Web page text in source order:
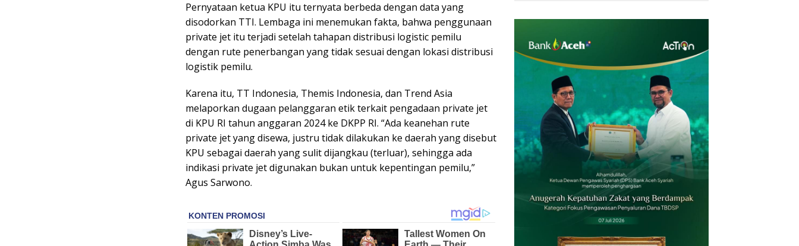
Pernyataan ketua KPU itu ternyata berbeda dengan data yang
disodorkan TTI. Lembaga ini menemukan fakta, bahwa penggunaan
private jet itu terjadi setelah tahapan distribusi logistic pemilu
dengan rute penerbangan yang tidak sesuai dengan lokasi distribusi
logistik pemilu.
Karena itu, TT Indonesia, Themis Indonesia, dan Trend Asia
melaporkan dugaan pelanggaran etik terkait pengadaan private jet
di KPU RI tahun anggaran 2024 ke DKPP RI. “Ada keanehan rute
private jet yang disewa, justru tidak dilakukan ke daerah yang disebut
KPU sebagai daerah yang sulit dijangkau (terluar), sehingga ada
indikasi private jet digunakan bukan untuk kepentingan pemilu,”
Agus Sarwono.